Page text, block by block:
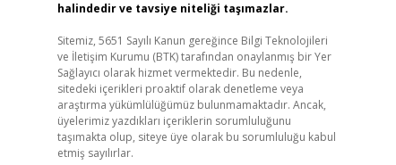
halindedir ve tavsiye niteliği taşımazlar.
Sitemiz, 5651 Sayılı Kanun gereğince Bilgi Teknolojileri
ve İletişim Kurumu (BTK) tarafından onaylanmış bir Yer
Sağlayıcı olarak hizmet vermektedir. Bu nedenle,
sitedeki içerikleri proaktif olarak denetleme veya
araştırma yükümlülüğümüz bulunmamaktadır. Ancak,
üyelerimiz yazdıkları içeriklerin sorumluluğunu
taşımakta olup, siteye üye olarak bu sorumluluğu kabul
etmiş sayılırlar.